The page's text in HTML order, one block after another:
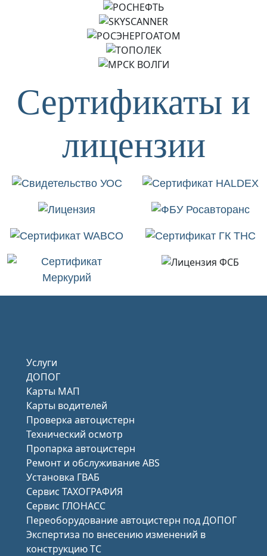
Сертификаты и
лицензии
Услуги
ДОПОГ
Карты МАП
Карты водителей
Проверка автоцистерн
Технический осмотр
Пропарка автоцистерн
Ремонт и обслуживание ABS
Установка ГВАБ
Сервис ТАХОГРАФИЯ
Сервис ГЛОНАСС
Переоборудование автоцистерн под ДОПОГ
Экспертиза по внесению изменений в
конструкцию ТС